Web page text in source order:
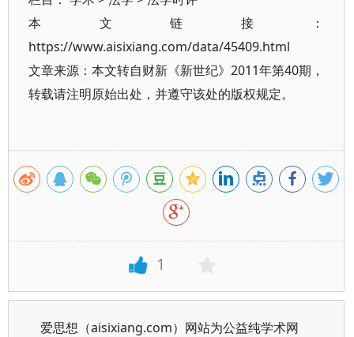
本文链接：
https://www.aisixiang.com/data/45409.html
文章来源：本文转自财新《新世纪》2011年第40期，
转载请注明原始出处，并遵守该处的版权规定。
1
爱思想（aisixiang.com）网站为公益纯学术网